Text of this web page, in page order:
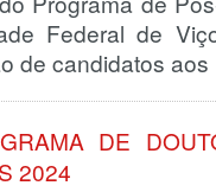
Federal de
de candidatos
DE
2024